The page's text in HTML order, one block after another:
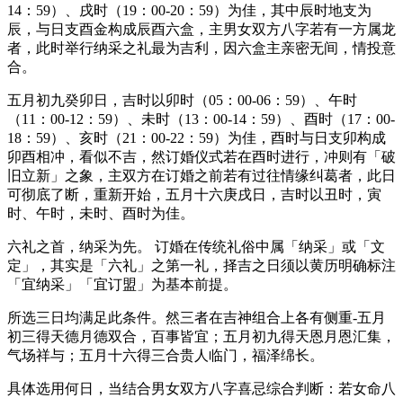
14：59）、戌时（19：00-20：59）为佳，其中辰时地支为
辰，与日支酉金构成辰酉六盒，主男女双方八字若有一方属龙
者，此时举行纳采之礼最为吉利，因六盒主亲密无间，情投意
合。
五月初九癸卯日，吉时以卯时（05：00-06：59）、午时
（11：00-12：59）、未时（13：00-14：59）、酉时（17：00-
18：59）、亥时（21：00-22：59）为佳，酉时与日支卯构成
卯酉相冲，看似不吉，然订婚仪式若在酉时进行，冲则有「破
旧立新」之象，主双方在订婚之前若有过往情缘纠葛者，此日
可彻底了断，重新开始，五月十六庚戌日，吉时以丑时，寅
时、午时，未时、酉时为佳。
六礼之首，纳采为先。 订婚在传统礼俗中属「纳采」或「文
定」，其实是「六礼」之第一礼，择吉之日须以黄历明确标注
「宜纳采」「宜订盟」为基本前提。
所选三日均满足此条件。然三者在吉神组合上各有侧重-五月
初三得天德月德双合，百事皆宜；五月初九得天恩月恩汇集，
气场祥与；五月十六得三合贵人临门，福泽绵长。
具体选用何日，当结合男女双方八字喜忌综合判断：若女命八